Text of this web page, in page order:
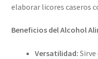
elaborar licores caseros
Beneficios del Alcohol
Versatilidad: